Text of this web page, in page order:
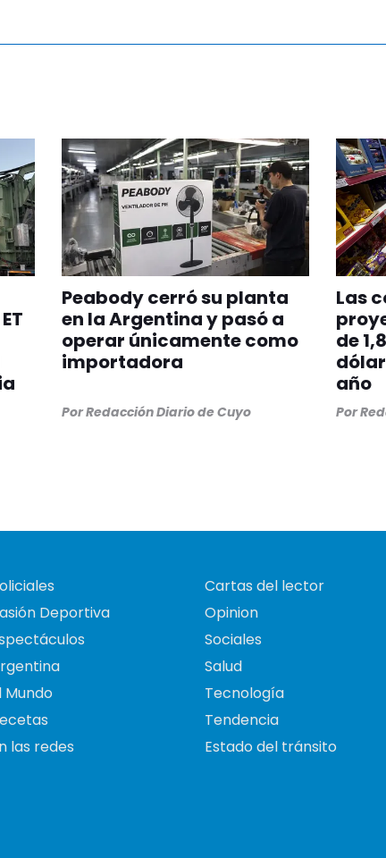
Peabody cerró su planta
en la Argentina y pasó a
operar únicamente como
importadora
PorRedacción Diario de Cuyo
Las
de
año
Por
Deportiva
Mundo
las redes
Cartas del lector
Opinion
Sociales
Salud
Tecnología
Tendencia
Estado del tránsito